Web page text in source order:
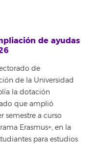
de ayudas
de
de la Universidad
la dotación
que amplió
a curso
Erasmus+, en la
para estudios